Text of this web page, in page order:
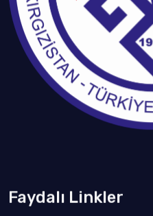
Faydalı Linkler